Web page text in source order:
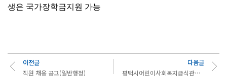
생은 국가장학금지원 가능
이전글
직원 채용 공고(일반행정)
다음글
평택시어린이사회복지급식관리지원센터 신규직원(팀원) 채용